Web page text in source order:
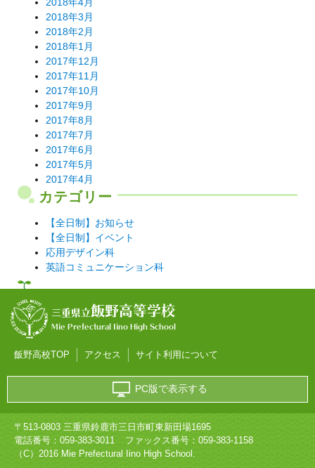
2018年4月
2018年3月
2018年2月
2018年1月
2017年12月
2017年11月
2017年10月
2017年9月
2017年8月
2017年7月
2017年6月
2017年5月
2017年4月
カテゴリー
【全日制】お知らせ
【全日制】イベント
応用デザイン科
英語コミュニケーション科
三重県立飯野高等学校
Mie Prefectural Iino High School
飯野高校TOP アクセス サイト利用について
PC版で表示する
〒513-0803 三重県鈴鹿市三日市町東新田場1695
電話番号： 059-383-3011
ファックス番号：059-383-1158
（C）2016 Mie Prefectural Iino High School.